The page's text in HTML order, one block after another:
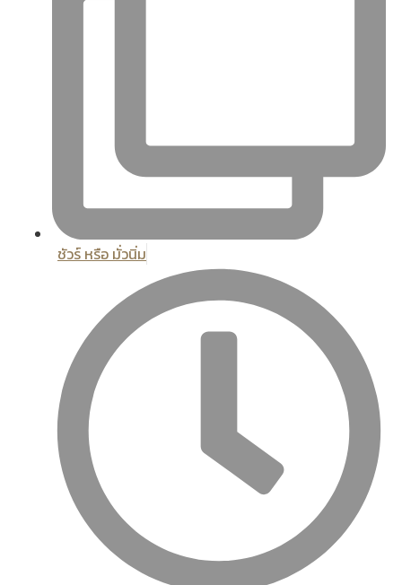
ชัวร์ หรือ มั่วนิ่ม